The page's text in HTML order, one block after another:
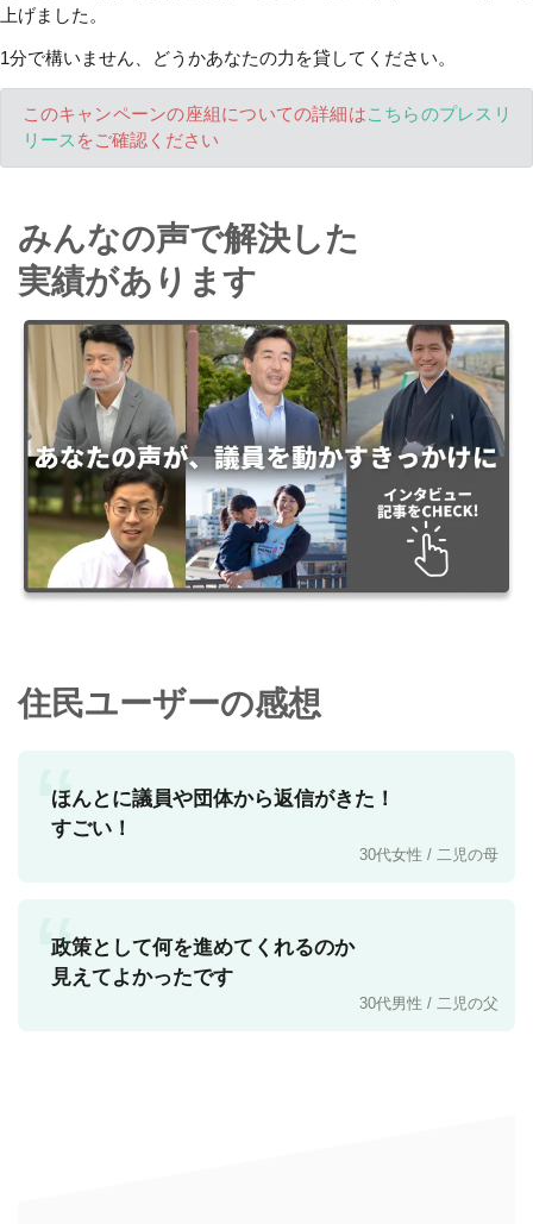
上げました。
1分で構いません、どうかあなたの力を貸してください。
このキャンペーンの座組についての詳細はこちらのプレスリ
リース をご確認ください
みんなの声で解決した
実績があります
住民ユーザーの感想
“
ほんとに議員や団体から返信がきた！
すごい！
30代女性 / 二児の母
“
政策として何を進めてくれるのか
見えてよかったです
30代男性 / 二児の父